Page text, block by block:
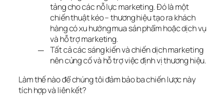
tảng cho các nỗ lực marketing. Đó là một
chiến thuật kéo – thương hiệu tạo ra khách
hàng có xu hướng mua sản phẩm hoặc dịch vụ
và hỗ trợ marketing.
Tất cả các sáng kiến ​​và chiến dịch marketing
nên củng cố và hỗ trợ việc định vị thương hiệu.
Làm thế nào để chúng tôi đảm bảo ba chiến lược này
tích hợp và liên kết?